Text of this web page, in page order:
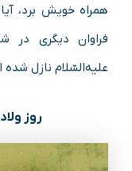
همراه خویش برد،
فراوان دیگری در
علیه‌السّلام نازل
روز